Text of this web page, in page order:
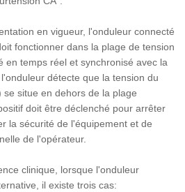
en vigueur, l'onduleur connecté
fonctionner dans la plage de tension
en temps réel et synchronisé avec la
détecte que la tension du
situe en dehors de la plage
doit être déclenché pour arrêter
la sécurité de l'équipement et de
de l'opérateur.
clinique, lorsque l'onduleur
il existe trois cas: